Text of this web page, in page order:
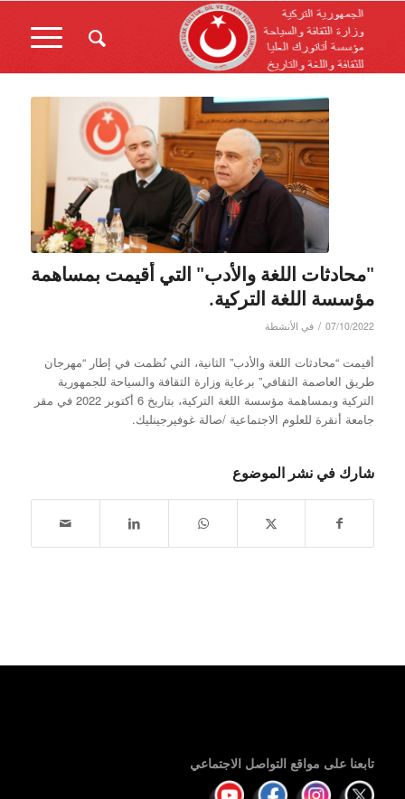
"محادثات اللغة والأدب" التي أُقيمت بمساهمة
مؤسسة اللغة التركية.
07/10/2022
/ في الأنشطة
أقيمت “محادثات اللغة والأدب” الثانية، التي نُظمت في إطار “مهرجان
طريق العاصمة الثقافي” برعاية وزارة الثقافة والسياحة للجمهورية
التركية وبمساهمة مؤسسة اللغة التركية، بتاريخ 6 أكتوبر 2022 في مقر
جامعة أنقرة للعلوم الاجتماعية /صالة غوفيرجينليك.
شارك في نشر الموضوع
تابعنا على مواقع التواصل الاجتماعي